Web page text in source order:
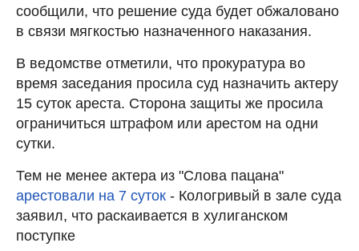
сообщили, что решение суда будет обжаловано
в связи мягкостью назначенного наказания.
В ведомстве отметили, что прокуратура во
время заседания просила суд назначить актеру
15 суток ареста. Сторона защиты же просила
ограничиться штрафом или арестом на одни
сутки.
Тем не менее актера из "Слова пацана"
арестовали на 7 суток - Кологривый в зале суда
заявил, что раскаивается в хулиганском
поступке